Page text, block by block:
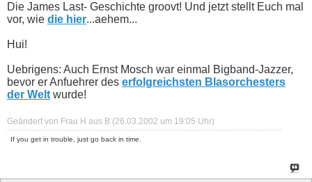
Die James Last- Geschichte groovt! Und jetzt stellt Euch mal
vor, wie die hier...aehem...
Hui!
Uebrigens: Auch Ernst Mosch war einmal Bigband-Jazzer,
bevor er Anfuehrer des erfolgreichsten Blasorchesters
der Welt wurde!
Geändert von Frau H aus B (26.03.2002 um 19:05 Uhr)
If you get in trouble, just go back in time.